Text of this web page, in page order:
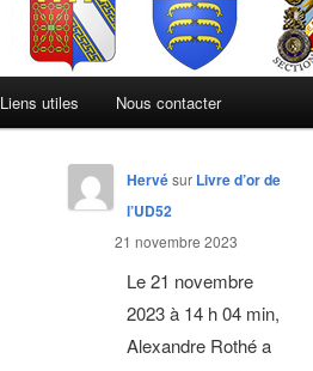
Liens utiles Nous contacter
Hervésur Livre d’or de
l’UD52
21 novembre 2023
Le 21 novembre
2023 à 14 h 04 min,
Alexandre Rothé a